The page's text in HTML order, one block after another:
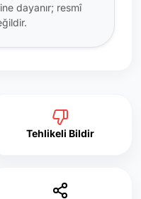
dayanır; resmî
Tehlikeli Bildir